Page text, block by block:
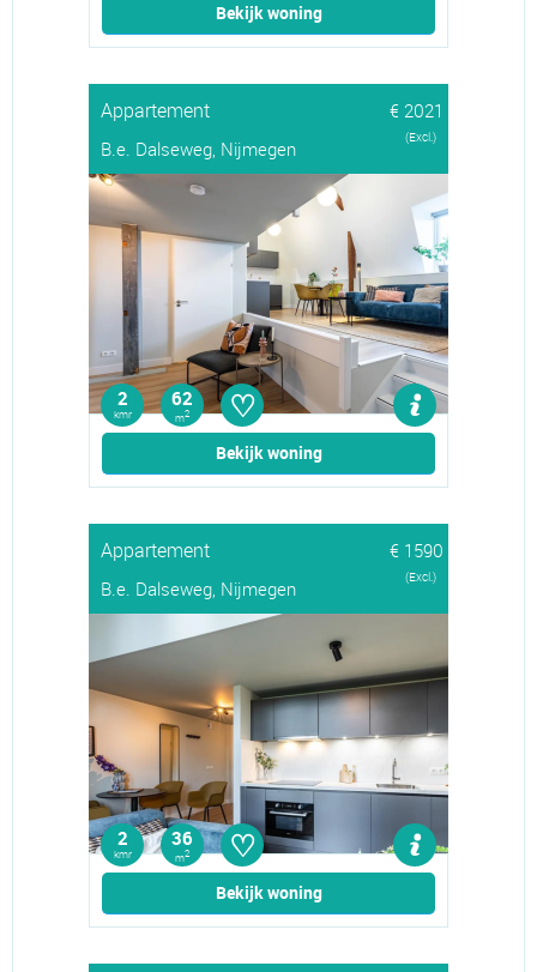
Bekijk woning
Appartement
€ 2021
B.e. Dalseweg, Nijmegen
(Excl.)
2
kmr
62
m2 ♡
Bekijk woning
Appartement
€ 1590
B.e. Dalseweg, Nijmegen
(Excl.)
2
kmr
36
m2 ♡
Bekijk woning